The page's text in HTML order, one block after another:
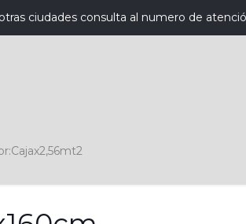
ciudades consulta al numero de